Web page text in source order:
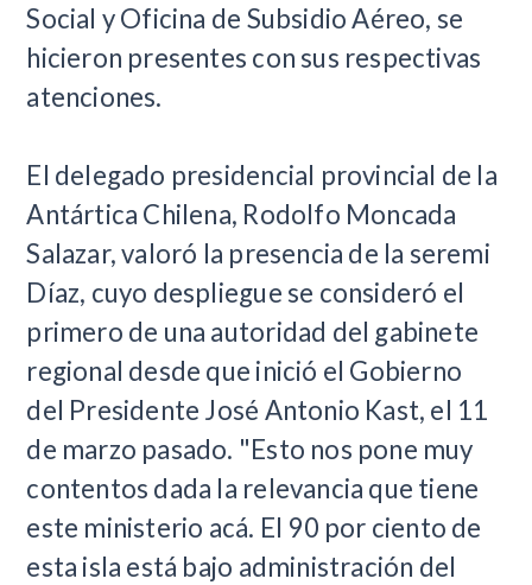
Social y Oficina de Subsidio Aéreo, se
hicieron presentes con sus respectivas
atenciones.
El delegado presidencial provincial de la
Antártica Chilena, Rodolfo Moncada
Salazar, valoró la presencia de la seremi
Díaz, cuyo despliegue se consideró el
primero de una autoridad del gabinete
regional desde que inició el Gobierno
del Presidente José Antonio Kast, el 11
de marzo pasado. "Esto nos pone muy
contentos dada la relevancia que tiene
este ministerio acá. El 90 por ciento de
esta isla está bajo administración del